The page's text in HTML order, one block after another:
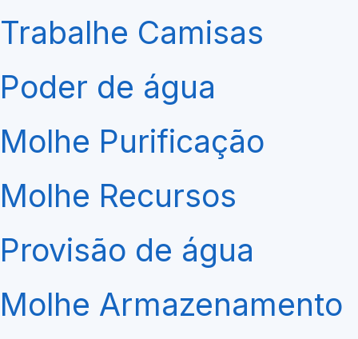
Trabalhe Camisas
Poder de água
Molhe Purificação
Molhe Recursos
Provisão de água
Molhe Armazenamento